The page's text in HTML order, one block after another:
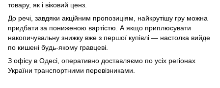
товару, як і віковий ценз.
До речі, завдяки акційним пропозиціям, найкрутішу гру можна
придбати за пониженою вартістю. А якщо приплюсувати
накопичувальну знижку вже з першої купівлі — настолка вийде
по кишені будь-якому гравцеві.
З офісу в Одесі, оперативно доставляємо по усіх регіонах
України транспортними перевізниками.